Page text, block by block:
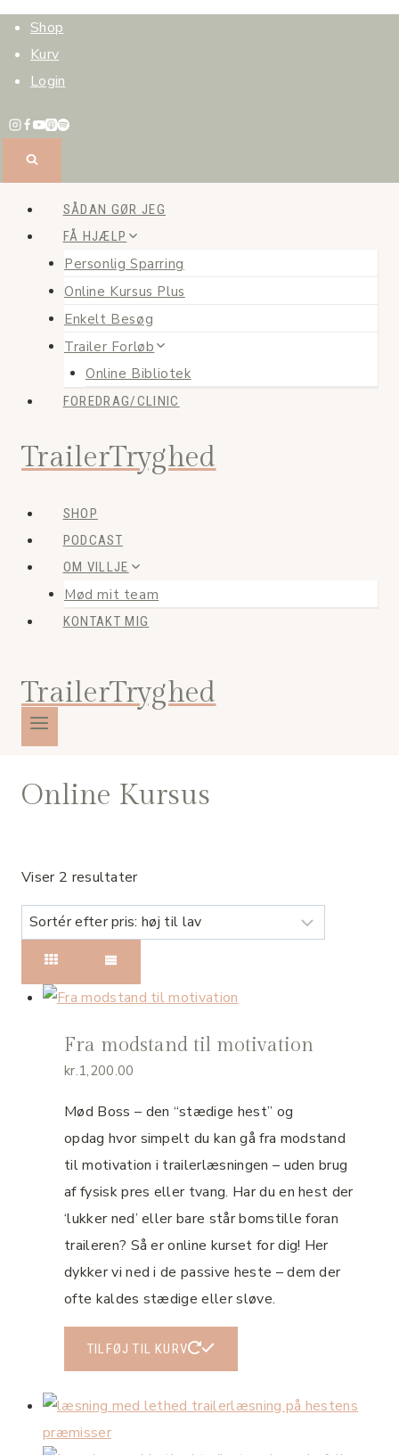
Fortsæt
indhold
Shop
Kurv
Login
SÅDAN GØR JEG
FÅ HJÆLP
Personlig Sparring
Online Kursus Plus
Enkelt Besøg
Trailer Forløb
Online Bibliotek
FOREDRAG/CLINIC
TrailerTryghed
SHOP
PODCAST
OM VILLJE
Mød mit team
KONTAKT MIG
TrailerTryghed
Online Kursus
Viser 2 resultaterSorteret
efter
pris:
til
lav
Fra modstand til motivation
kr.1,200.00
Mød Boss – den “stædige hest” og
opdag hvor simpelt du kan gå fra modstand
til motivation i trailerlæsningen – uden brug
af fysisk pres eller tvang. Har du en hest der
‘lukker ned’ eller bare står bomstille foran
traileren? Så er online kurset for dig! Her
dykker vi ned i de passive heste – dem der
ofte kaldes stædige eller sløve.
TILFØJ TIL KURV